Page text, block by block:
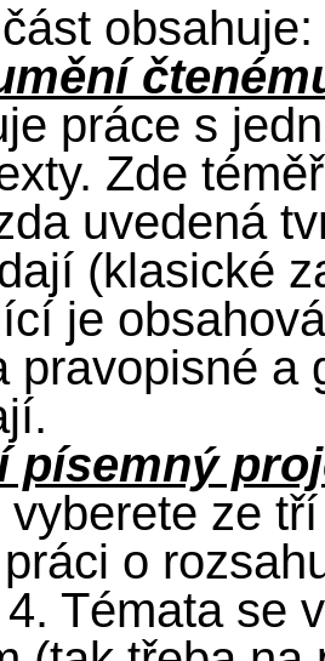
obsahuje:
práce s
Zde
uvedená
(klasické
je
pravopisné a
písemný
ze
o
Témata se